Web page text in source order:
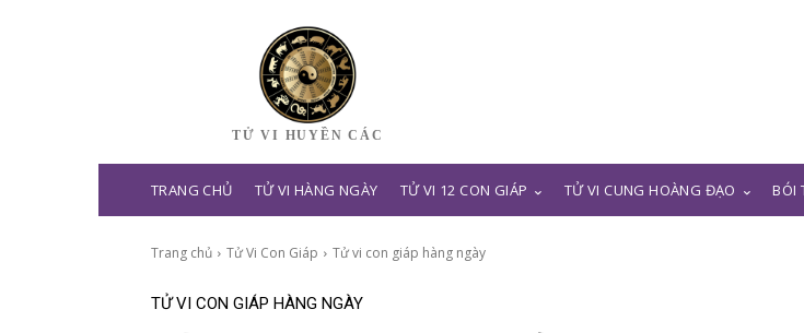
TỬ VI HUYỀN CÁC
TRANG CHỦ TỬ VI HÀNG NGÀY TỬ VI 12 CON GIÁP TỬ VI CUNG HOÀNG ĐẠO BÓI
Trang chủ Tử Vi Con Giáp Tử vi con giáp hàng ngày
TỬ VI CON GIÁP HÀNG NGÀY